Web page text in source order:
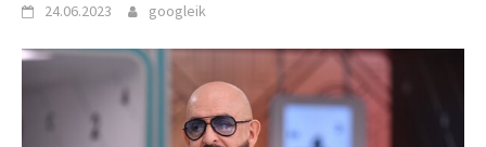
24.06.2023 googleik